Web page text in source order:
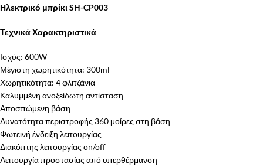
Ηλεκτρικό μπρίκι SH-CP003
Τεχνικά Χαρακτηριστικά
Ισχύς: 600W
Μέγιστη χωρητικότητα: 300ml
Χωρητικότητα: 4 φλιτζάνια
Καλυμμένη ανοξείδωτη αντίσταση
Αποσπώμενη βάση
Δυνατότητα περιστροφής 360 μοίρες στη βάση
Φωτεινή ένδειξη λειτουργίας
Διακόπτης λειτουργίας on/off
Λειτουργία προστασίας από υπερθέρμανση